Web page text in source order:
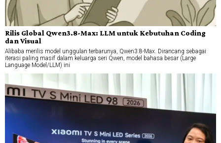
Rilis Global Qwen3.8-Max: LLM untuk Kebutuhan Coding
dan Visual
Alibaba merilis model unggulan terbarunya, Qwen3.8-Max. Dirancang sebagai
iterasi paling masif dalam keluarga seri Qwen, model bahasa besar (Large
Language Model/LLM) ini